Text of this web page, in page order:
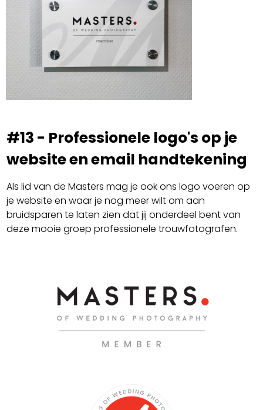
#13 - Professionele logo's op je
website en email handtekening
Als lid van de Masters mag je ook ons logo voeren op
je website en waar je nog meer wilt om aan
bruidsparen te laten zien dat jij onderdeel bent van
deze mooie groep professionele trouwfotografen.